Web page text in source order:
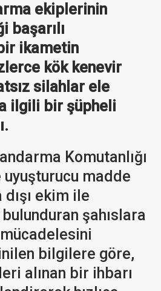
ekiplerinin
başarılı
ikametin
kök kenevir
silahlar ele
ilgili bir şüpheli
Komutanlığı
madde
ekim ile
şahıslara
bilgilere göre,
alınan bir ihbarı